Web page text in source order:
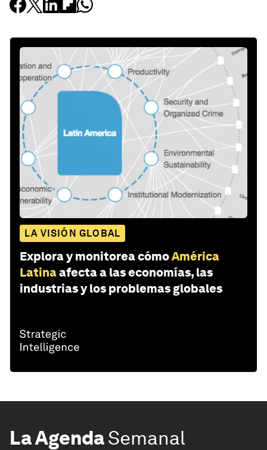
LA VISIÓN GLOBAL
Explora y monitorea cómoAmérica
Latinaafecta a las economías, las
industrias y los problemas globales
La AgendaSemanal